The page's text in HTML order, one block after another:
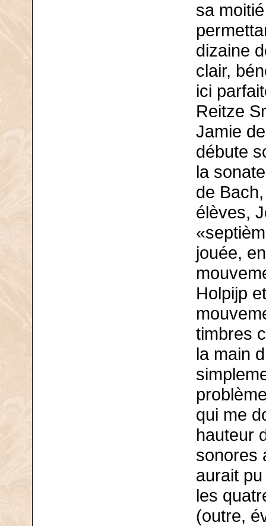
sa
dizaine
clair,
ici
Reitze
Jamie
débute
la
de
élèves,
jouée,
Holpijp
timbres
la main
qui me
hauteur
sonores
aurait
les
(outre,